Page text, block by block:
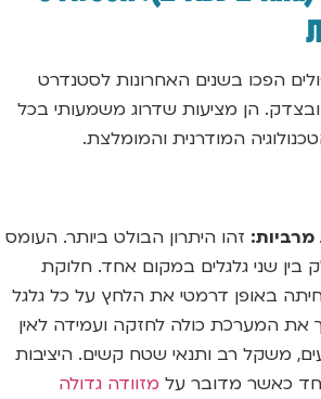
הפכו בשנים האחרונות לסטנדרט
הן מציעות שדרוג משמעותי בכל
המודרנית והמומלצת.
מרביות: זהו היתרון הבולט ביותר. העומס
בין שני גלגלים במקום אחד. חלוקת
באופן דרמטי את הלחץ על כל גלגל
את המערכת כולה לחזקה ועמידה לאין
משקל רב ותנאי שטח קשים. היציבות
כאשר מדובר על מזוודה גדולה